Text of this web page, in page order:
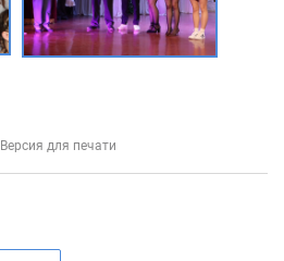
Версия для печати